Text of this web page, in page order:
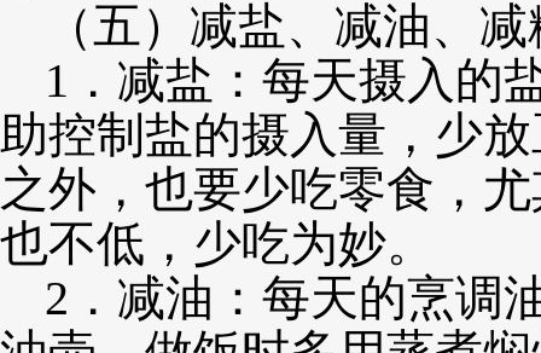
（五）减盐、减油、
1．减盐：每天摄入的
助控制盐的摄入量，少
之外，也要少吃零食，
也不低，少吃为妙。
2．减油：每天的烹调